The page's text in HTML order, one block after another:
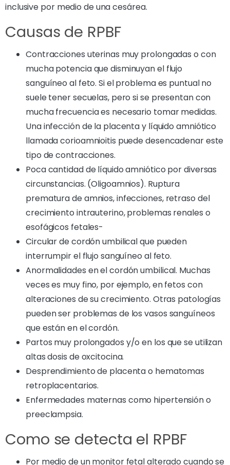
inclusive por medio de una cesárea.
Causas de RPBF
Contracciones uterinas muy prolongadas o con
mucha potencia que disminuyan el flujo
sanguíneo al feto. Si el problema es puntual no
suele tener secuelas, pero si se presentan con
mucha frecuencia es necesario tomar medidas.
Una infección de la placenta y líquido amniótico
llamada corioamnioitis puede desencadenar este
tipo de contracciones.
Poca cantidad de líquido amniótico por diversas
circunstancias. (Oligoamnios). Ruptura
prematura de amnios, infecciones, retraso del
crecimiento intrauterino, problemas renales o
esofágicos fetales-
Circular de cordón umbilical que pueden
interrumpir el flujo sanguíneo al feto.
Anormalidades en el cordón umbilical. Muchas
veces es muy fino, por ejemplo, en fetos con
alteraciones de su crecimiento. Otras patologías
pueden ser problemas de los vasos sanguíneos
que están en el cordón.
Partos muy prolongados y/o en los que se utilizan
altas dosis de oxcitocina.
Desprendimiento de placenta o hematomas
retroplacentarios.
Enfermedades maternas como hipertensión o
preeclampsia.
Como se detecta el RPBF
Por medio de un monitor fetal alterado cuando se